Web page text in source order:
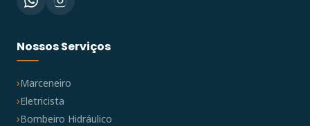
Nossos Serviços
Marceneiro
Eletricista
Bombeiro Hidráulico